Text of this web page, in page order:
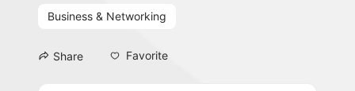
Business & Networking
Share Favorite